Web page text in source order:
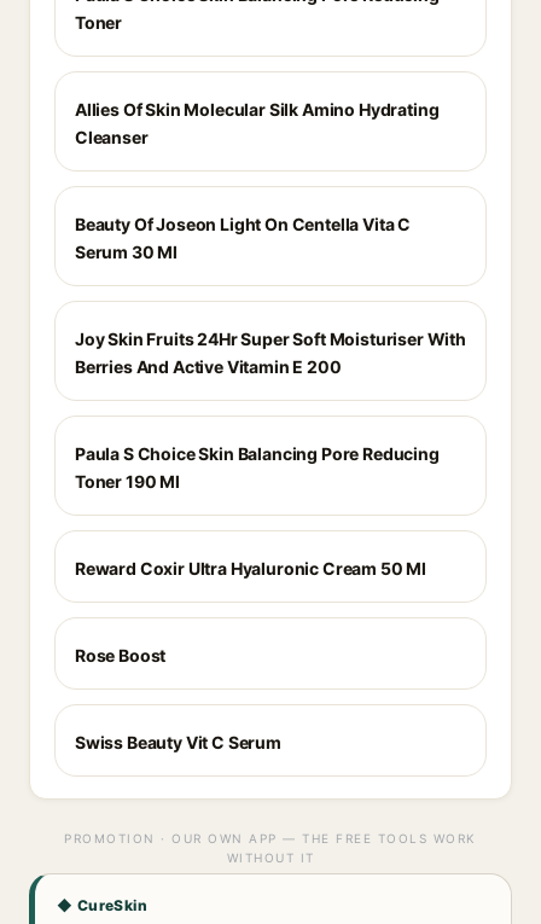
Toner
Allies Of Skin Molecular Silk Amino Hydrating
Cleanser
Beauty Of Joseon Light On Centella Vita C
Serum 30 Ml
Joy Skin Fruits 24Hr Super Soft Moisturiser With
Berries And Active Vitamin E 200
Paula S Choice Skin Balancing Pore Reducing
Toner 190 Ml
Reward Coxir Ultra Hyaluronic Cream 50 Ml
Rose Boost
Swiss Beauty Vit C Serum
PROMOTION · OUR OWN APP — THE FREE TOOLS WORK
WITHOUT IT
◆ CureSkin